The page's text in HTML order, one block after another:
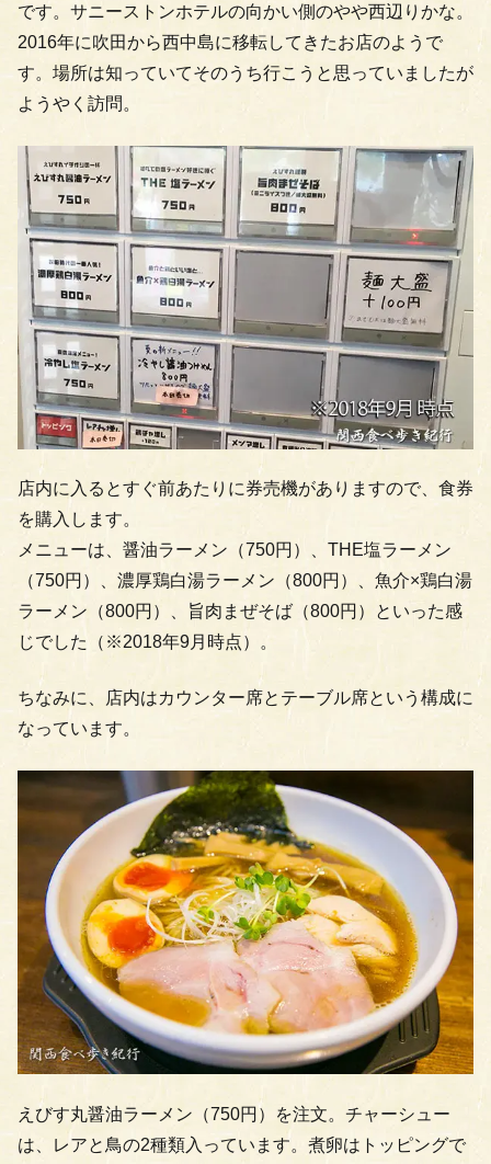
です。サニーストンホテルの向かい側のやや西辺りかな。
2016年に吹田から西中島に移転してきたお店のようで
す。場所は知っていてそのうち行こうと思っていましたが
ようやく訪問。
店内に入るとすぐ前あたりに券売機がありますので、食券
を購入します。
メニューは、醤油ラーメン（750円）、THE塩ラーメン
（750円）、濃厚鶏白湯ラーメン（800円）、魚介×鶏白湯
ラーメン（800円）、旨肉まぜそば（800円）といった感
じでした（※2018年9月時点）。
ちなみに、店内はカウンター席とテーブル席という構成に
なっています。
えびす丸醤油ラーメン（750円）を注文。チャーシュー
は、レアと鳥の2種類入っています。煮卵はトッピングで